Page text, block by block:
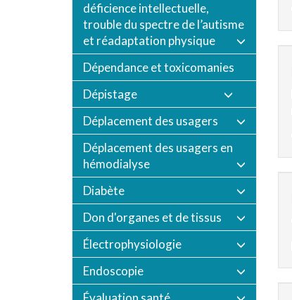
déficience intellectuelle,
trouble du spectre de l’autisme
et réadaptation physique
Dépendance et toxicomanies
Dépistage
Déplacement des usagers
Déplacement des usagers en
hémodialyse
Diabète
Don d'organes et de tissus
Électrophysiologie
Endoscopie